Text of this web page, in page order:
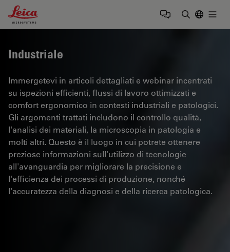
Leica Microsystems Logo
Industriale
Immergetevi in articoli dettagliati e webinar incentrati
su ispezioni efficienti, flussi di lavoro ottimizzati e
comfort ergonomico in contesti industriali e patologici.
Gli argomenti trattati includono il controllo qualità,
l'analisi dei materiali, la microscopia in patologia e
molti altri. Questo è il luogo in cui potrete ottenere
preziose informazioni sull'utilizzo di tecnologie
all'avanguardia per migliorare la precisione e
l'efficienza dei processi di produzione, nonché
l'accuratezza della diagnosi e della ricerca patologica.